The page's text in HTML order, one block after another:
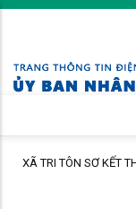
Skip
content
SỐ 57-NQ/TW VỀ PHÁT